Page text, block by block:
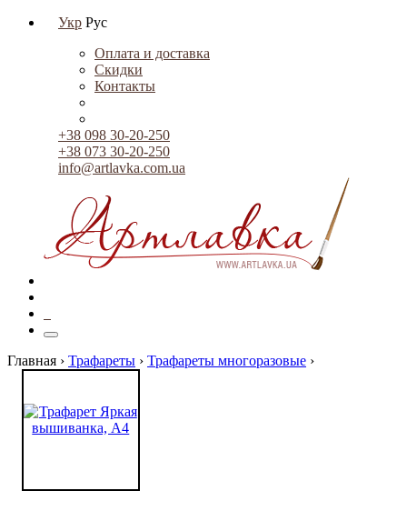
Укр Рус
Оплата и доставка
Скидки
Контакты
+38 098 30-20-250
+38 073 30-20-250
info@artlavka.com.ua
Главная › Трафареты › Трафареты многоразовые ›